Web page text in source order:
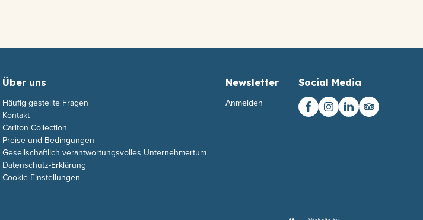
Über uns
Häufig gestellte Fragen
Kontakt
Carlton Collection
Preise und Bedingungen
Gesellschaftlich verantwortungsvolles Unternehmertum
Datenschutz-Erklärung
Cookie-Einstellungen
Newsletter
Anmelden
Social Media